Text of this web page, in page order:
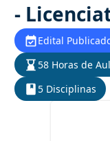
-
Edital
58 Horas de
5 Disciplinas